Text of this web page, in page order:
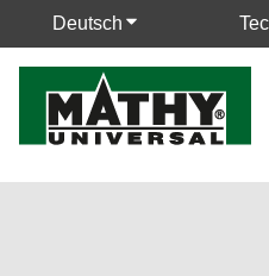
Deutsch Untermenü für